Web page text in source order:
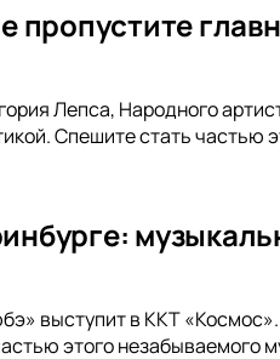
пропустите
Лепса, Народного
Спешите стать частью
выступит в ККТ
этого незабываемого